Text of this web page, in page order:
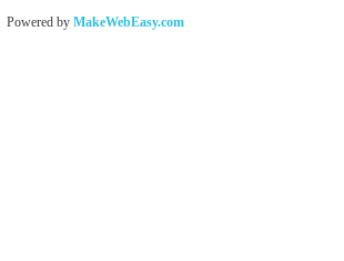
Powered by MakeWebEasy.com